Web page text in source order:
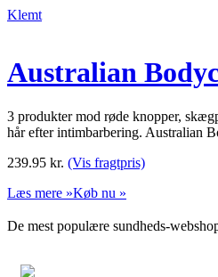
Klemt
Australian
3 produkter mod røde knopper,
hår efter intimbarbering. Australian
239.95 kr. (Vis fragtpris)
Læs mere »Køb nu »
De mest populære sundheds-